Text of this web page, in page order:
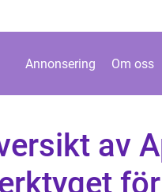
Annonsering Om oss
av